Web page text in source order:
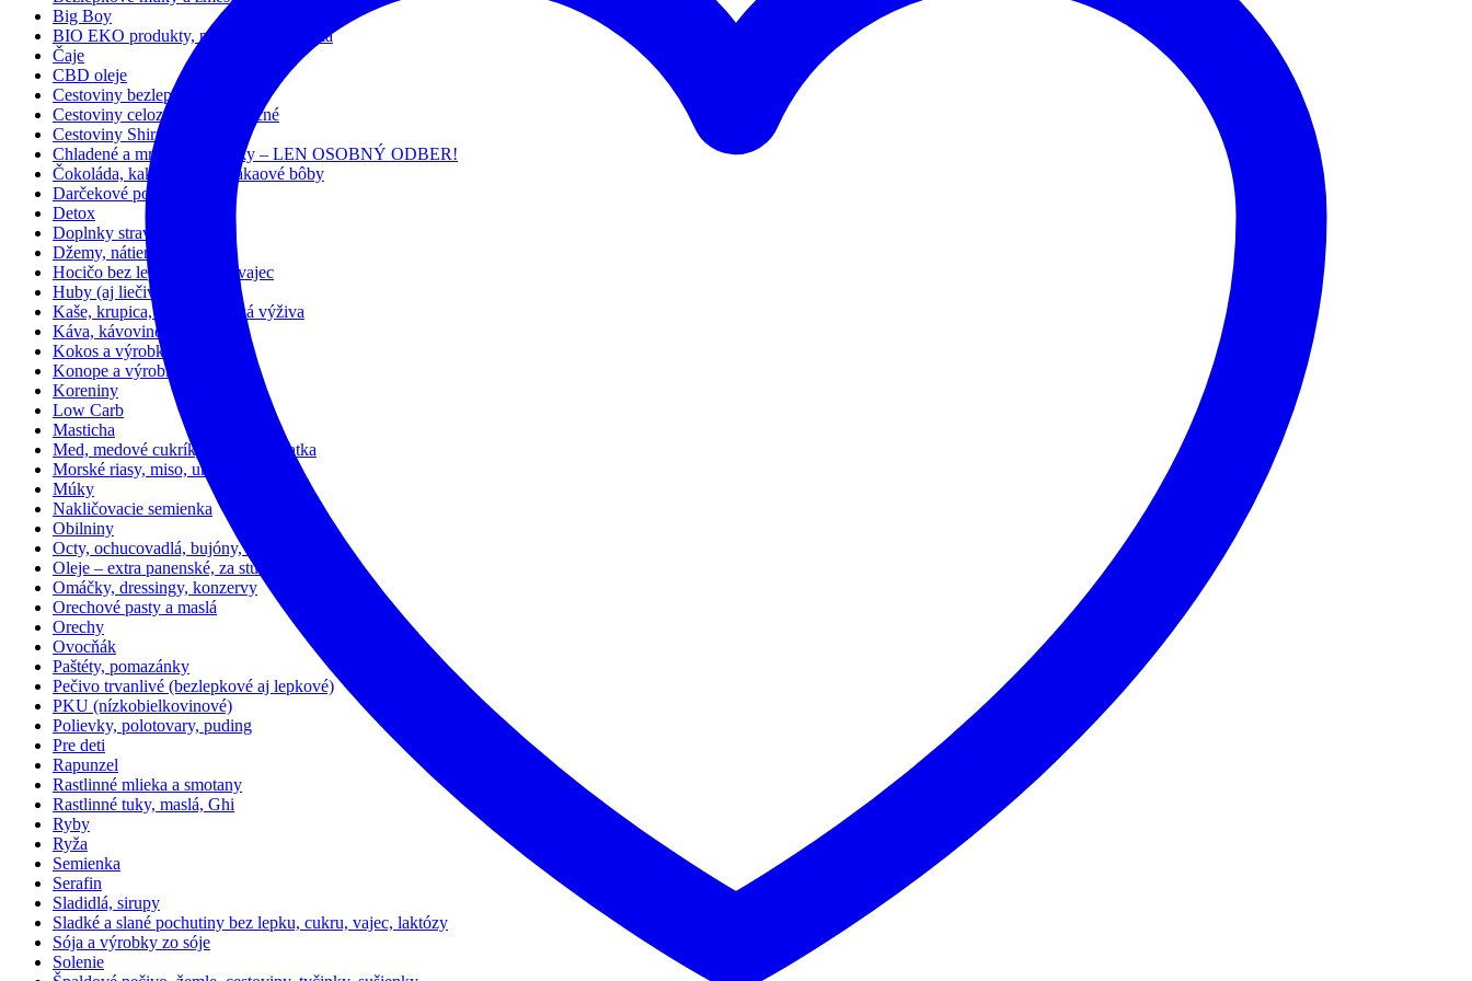
Big Boy
BIO EKO produkty, prírodná kozmetika
Čaje
CBD oleje
Cestoviny bezlepkové
Cestoviny celozrnné, bezvaječné
Cestoviny Shirataki
Chladené a mrazené výrobky – LEN OSOBNÝ ODBER!
Čokoláda, kakao, karob, kakaové bôby
Darčekové poukážky
Detox
Doplnky stravy
Džemy, nátierky a dezerty
Hocičo bez lepku, mlieka, vajec
Huby (aj liečivé)
Kaše, krupica, müsli a detská výživa
Káva, kávovinóvé nápoje
Kokos a výrobky z neho
Konope a výrobky z neho
Koreniny
Low Carb
Masticha
Med, medové cukríky, medové lízatka
Morské riasy, miso, ume, kuzu
Múky
Nakličovacie semienka
Obilniny
Octy, ochucovadlá, bujóny, kečup
Oleje – extra panenské, za studena lisované
Omáčky, dressingy, konzervy
Orechové pasty a maslá
Orechy
Ovocňák
Paštéty, pomazánky
Pečivo trvanlivé (bezlepkové aj lepkové)
PKU (nízkobielkovinové)
Polievky, polotovary, puding
Pre deti
Rapunzel
Rastlinné mlieka a smotany
Rastlinné tuky, maslá, Ghi
Ryby
Ryža
Semienka
Serafin
Sladidlá, sirupy
Sladké a slané pochutiny bez lepku, cukru, vajec, laktózy
Sója a výrobky zo sóje
Solenie